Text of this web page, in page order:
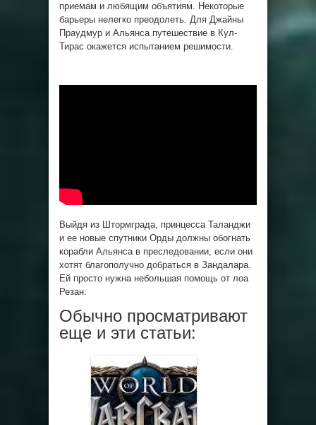
приемам и любящим объятиям. Некоторые
барьеры нелегко преодолеть. Для Джайны
Праудмур и Альянса путешествие в Кул-
Тирас окажется испытанием решимости.
Выйдя из Штормграда, принцесса Таланджи
и ее новые спутники Орды должны обогнать
корабли Альянса в преследовании, если они
хотят благополучно добраться в Зандалара.
Ей просто нужна небольшая помощь от лоа
Резан.
Обычно просматривают
еще и эти статьи: